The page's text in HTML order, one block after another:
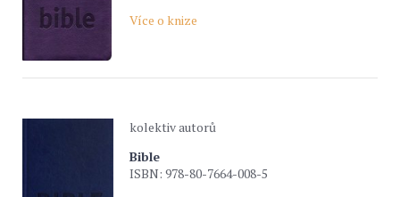
Více o knize
kolektiv autorů
Bible
ISBN: 978-80-7664-008-5